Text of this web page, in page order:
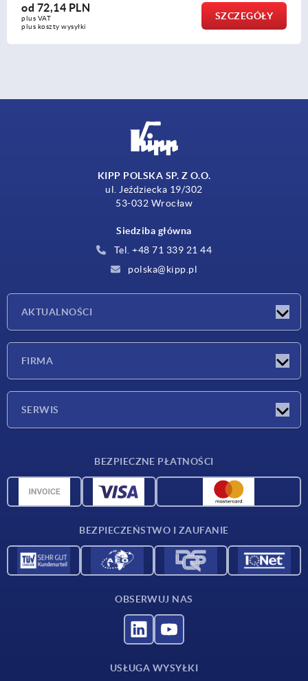
od169,00 PLN
plus koszty wysyłki
KIPP POLSKA SP. Z O.O.
ul. Jeździecka 19/302
53-032 Wrocław
Siedziba główna
Tel. +48 71 339 21 44
polska@kipp.pl
AKTUALNOŚCI
FIRMA
SERWIS
Dane CAD
BEZPIECZNE PŁATNOŚCI
BEZPIECZEŃSTWO I ZAUFANIE
OBSERWUJ NAS
USŁUGA WYSYŁKI